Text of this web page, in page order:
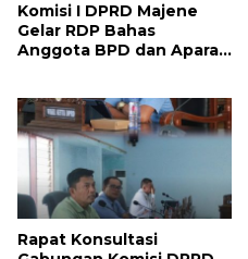
Komisi I DPRD Majene
Gelar RDP Bahas
Anggota BPD dan Aparat
Rapat Konsultasi